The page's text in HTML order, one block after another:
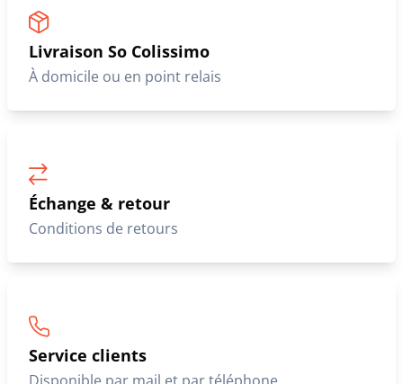
Livraison So Colissimo
À domicile ou en point relais
Échange & retour
Conditions de retours
Service clients